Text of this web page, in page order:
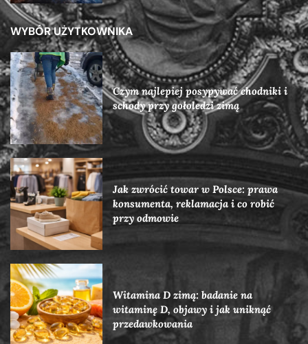
WYBÓR UŻYTKOWNIKA
Czym najlepiej posypywać chodniki i
schody przy gołoledzi zimą
Jak zwrócić towar w Polsce: prawa
konsumenta, reklamacja i co robić
przy odmowie
Witamina D zimą: badanie na
witaminę D, objawy i jak uniknąć
przedawkowania